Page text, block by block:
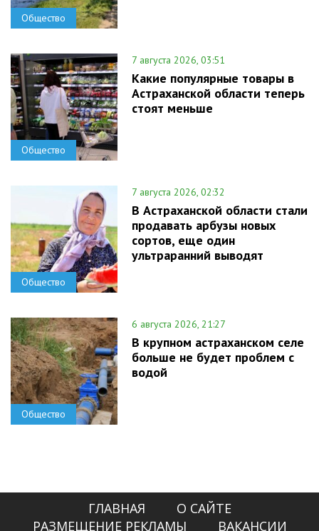
Общество
Общество
7 августа 2026, 03:51
Какие популярные товары в
Астраханской области теперь
стоят меньше
Общество
7 августа 2026, 02:32
В Астраханской области стали
продавать арбузы новых
сортов, еще один
ультраранний выводят
Общество
6 августа 2026, 21:27
В крупном астраханском селе
больше не будет проблем с
водой
ГЛАВНАЯ
О САЙТЕ
РАЗМЕЩЕНИЕ РЕКЛАМЫ
ВАКАНСИИ